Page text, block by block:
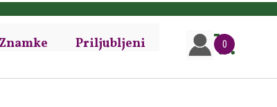
Znamke Priljubljeni 0